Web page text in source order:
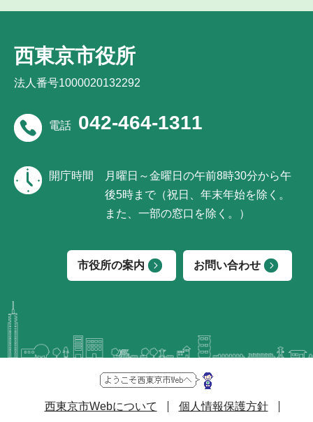
西東京市役所
法人番号1000020132292
電話 042-464-1311
開庁時間
月曜日～金曜日の午前8時30分から午
後5時まで（祝日、年末年始を除く。
また、一部の窓口を除く。）
市役所の案内 お問い合わせ
西東京市Webについて 個人情報保護方針